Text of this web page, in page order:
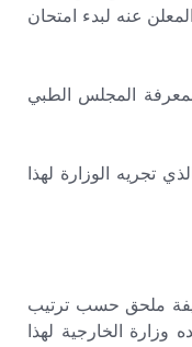
عنه لبدء امتحان
بمعرفة المجلس الطبي
تجريه الوزارة لهذا
ملحق حسب ترتيب
وزارة الخارجية لهذا